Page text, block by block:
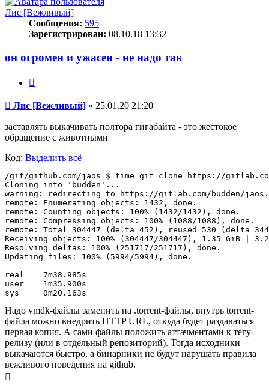
Лис [Вежливый]
Сообщения: 595
Зарегистрирован: 08.10.18 13:32
он огромен и ужасен - не надо так
Сообщение
Лис [Вежливый] » 25.01.20 21:20
заставлять выкачивать полтора гигабайта - это жестокое
обращение с животными
Код: Выделить всё
/git/github.com/jaos $ time git clone https://
Cloning into 'budden'...
warning: redirecting to https://gitlab.com/budden/
remote: Enumerating objects: 1432, done.
remote: Counting objects: 100% (1432/1432), done.
remote: Compressing objects: 100% (1088/1088), done.
remote: Total 304447 (delta 452), reused 530 (delta
Receiving objects: 100% (304447/304447), 1.35 GiB |
Resolving deltas: 100% (251717/251717), done.
Updating files: 100% (5994/5994), done.
real	7m38.985s
user	1m35.900s
Надо vmdk-файлы заменить на .torrent-файлы, внутрь torrent-
файла можно внедрить HTTP URL, откуда будет раздаваться
первая копия. А сами файлы положить аттачментами к тегу-
релизу (или в отдельный репозиторий). Тогда исходники
выкачаются быстро, а бинарники не будут нарушать правила
вежливого поведения на github.